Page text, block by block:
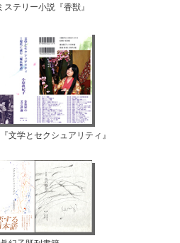
テリー小説『香獣』
文学とセクシュアリティ』